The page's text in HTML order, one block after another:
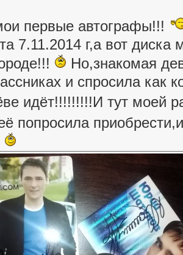
первые автографы!!!
7.11.2014 г,а вот
Но,знакомая
и спросила как
идёт!!!!!!!!!И тут моей
попросила